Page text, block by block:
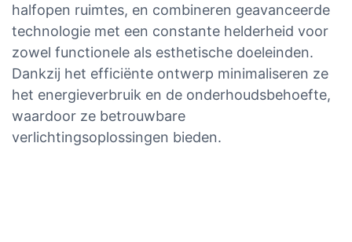
halfopen ruimtes, en combineren geavanceerde
technologie met een constante helderheid voor
zowel functionele als esthetische doeleinden.
Dankzij het efficiënte ontwerp minimaliseren ze
het energieverbruik en de onderhoudsbehoefte,
waardoor ze betrouwbare
verlichtingsoplossingen bieden.